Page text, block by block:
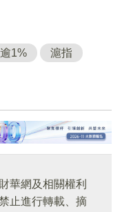
1% 滬指
華網及相關權利
止進行轉載、摘